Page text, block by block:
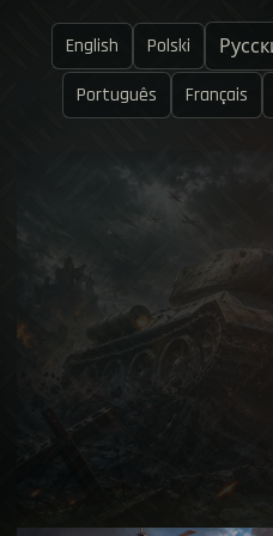
English Polski
Português
Français